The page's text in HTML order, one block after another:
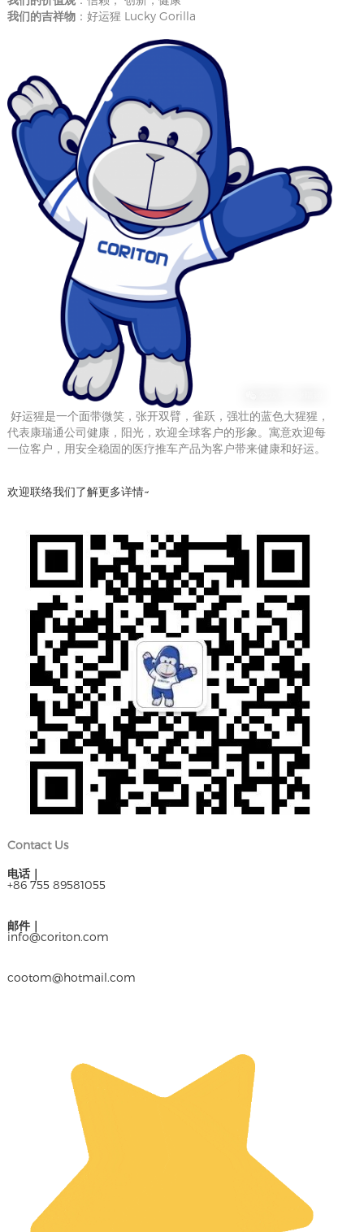
我们的吉祥物：好运猩 Lucky Gorilla
好运猩是一个面带微笑，张开双臂，雀跃，强壮的蓝色大猩猩，
代表康瑞通公司健康，阳光，欢迎全球客户的形象。寓意欢迎每
一位客户，用安全稳固的医疗推车产品为客户带来健康和好运。
欢迎联络我们了解更多详情~
Contact Us
电话｜
+86 755 89581055
邮件｜
info@coriton.com
cootom@hotmail.com